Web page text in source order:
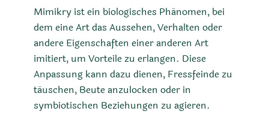
Mimikry ist ein biologisches Phänomen, bei
dem eine Art das Aussehen, Verhalten oder
andere Eigenschaften einer anderen Art
imitiert, um Vorteile zu erlangen. Diese
Anpassung kann dazu dienen, Fressfeinde zu
täuschen, Beute anzulocken oder in
symbiotischen Beziehungen zu agieren.